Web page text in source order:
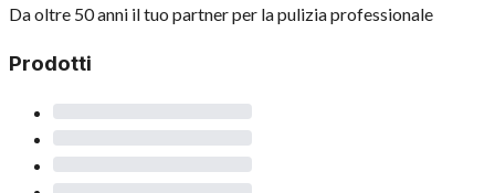
Da oltre 50 anni il tuo partner per la pulizia professionale
Prodotti